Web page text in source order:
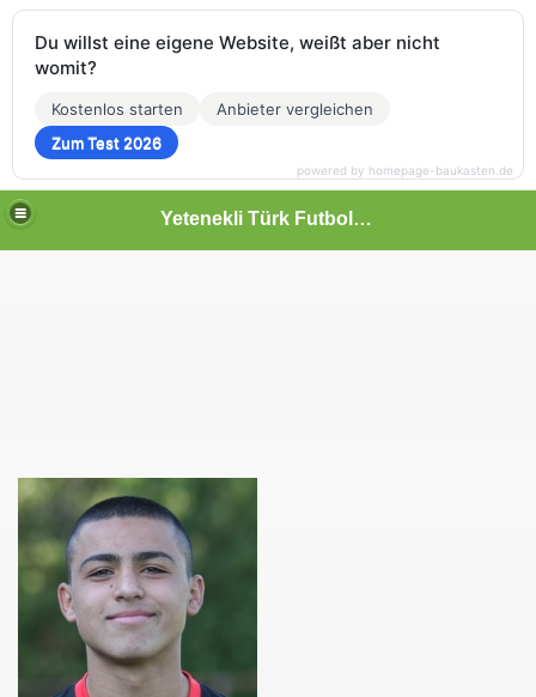
Yetenekli Türk Futbolcular
Du willst eine eigene Website, weißt aber nicht
womit?
Kostenlos starten
Anbieter vergleichen
Zum Test 2026
powered by homepage-baukasten.de